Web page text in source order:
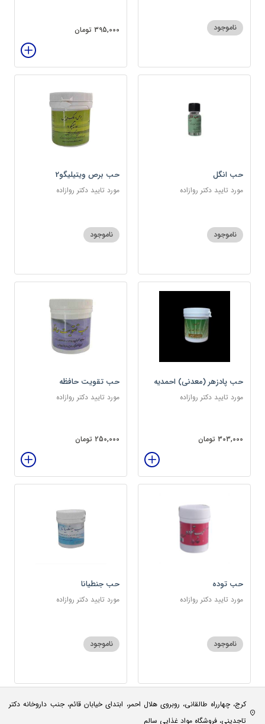
ناموجود 395,000 تومان
حب انگل
مورد تایید دکتر روازاده
ناموجود
حب برص ویتیلیگو2
مورد تایید دکتر روازاده
ناموجود
حب پادزهر (معدنی) احمدیه
مورد تایید دکتر روازاده
303,000 تومان
حب تقویت حافظه
مورد تایید دکتر روازاده
250,000 تومان
حب توده
مورد تایید دکتر روازاده
ناموجود
حب جنطیانا
مورد تایید دکتر روازاده
ناموجود
کرج، چهارراه طالقانی، روبروی هلال احمر، ابتدای خیابان قائم، جنب داروخانه دکتر
تاجدینی، فروشگاه مواد غذایی سالم